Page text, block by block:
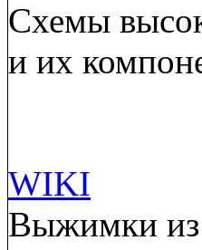
Схемы
и их
WIKI
Выжимки